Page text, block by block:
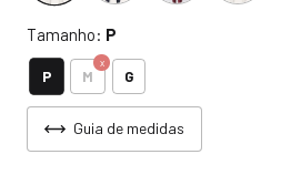
Tamanho: P
P M G
Guia de medidas